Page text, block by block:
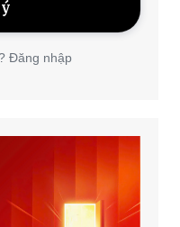
Đăng nhập